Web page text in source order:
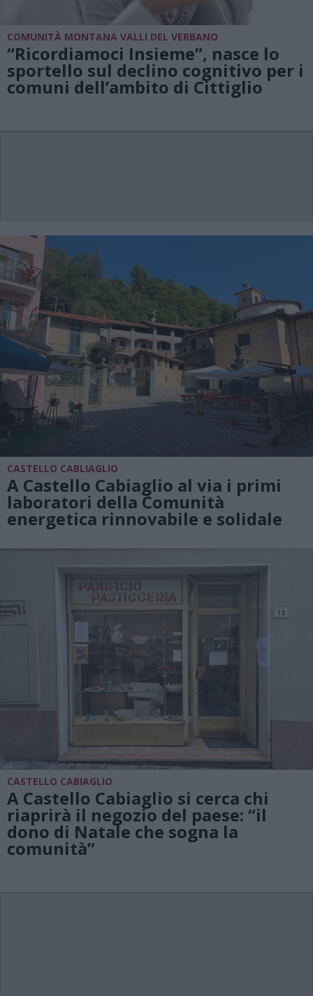
COMUNITÀ MONTANA VALLI DEL VERBANO
“Ricordiamoci Insieme”, nasce lo
sportello sul declino cognitivo per i
comuni dell’ambito di Cittiglio
CASTELLO CABLIAGLIO
A Castello Cabiaglio al via i primi
laboratori della Comunità
energetica rinnovabile e solidale
CASTELLO CABIAGLIO
A Castello Cabiaglio si cerca chi
riaprirà il negozio del paese: “il
dono di Natale che sogna la
comunità”